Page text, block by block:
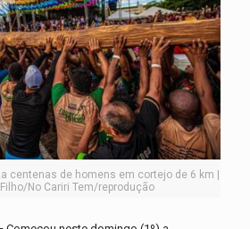
centenas de homens em cortejo de 6 km |
No Cariri Tem/reprodução